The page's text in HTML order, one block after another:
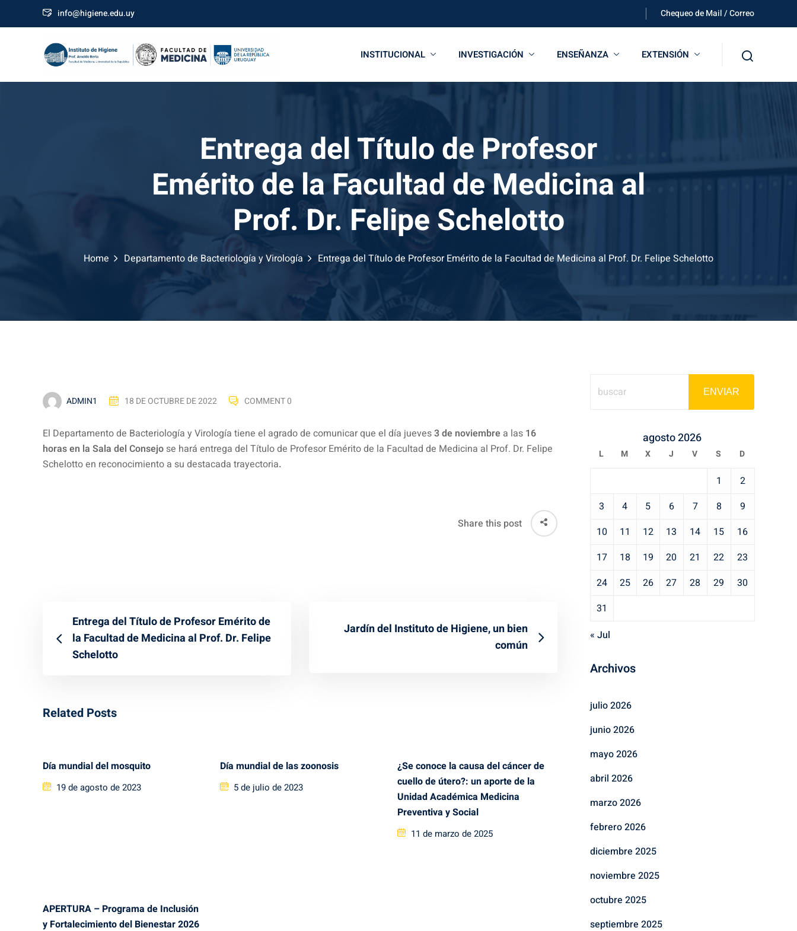
info@higiene.edu.uy Chequeo de Mail / Correo
INSTITUCIONAL INVESTIGACIÓN ENSEÑANZA EXTENSIÓN
Entrega del Título de Profesor
Emérito de la Facultad de Medicina al
Prof. Dr. Felipe Schelotto
Home Departamento de Bacteriología y Virología Entrega del Título de Profesor Emérito de la Facultad de Medicina al Prof. Dr. Felipe Schelotto
ADMIN1 18 DE OCTUBRE DE 2022 COMMENT 0
El Departamento de Bacteriología y Virología tiene el agrado de comunicar que el día jueves3 de noviembre a las 16
horas en la Sala del Consejo se hará entrega del Título de Profesor Emérito de la Facultad de Medicina al Prof. Dr. Felipe
Schelotto en reconocimiento a su destacada trayectoria.
Share this post
Entrega del Título de Profesor Emérito de
la Facultad de Medicina al Prof. Dr. Felipe
Schelotto
Jardín del Instituto de Higiene, un bien
común
Related Posts
Día mundial del mosquito
Posted
19 de agosto de 2023
Día mundial de las zoonosis
Posted
5 de julio de 2023
¿Se conoce la causa del cáncer de
cuello de útero?: un aporte de la
Unidad Académica Medicina
Preventiva y Social
Posted
11 de marzo de 2025
APERTURA – Programa de Inclusión
y Fortalecimiento del Bienestar 2026
ENVIAR
agosto 2026
L M X J V S D
1
2
3
4 5 6 7 8
9
10
11 12 13 14 15
16
17
18 19 20 21 22
23
24
25 26 27 28 29
30
31
« Jul
Archivos
julio 2026
junio 2026
mayo 2026
abril 2026
marzo 2026
febrero 2026
diciembre 2025
noviembre 2025
octubre 2025
septiembre 2025